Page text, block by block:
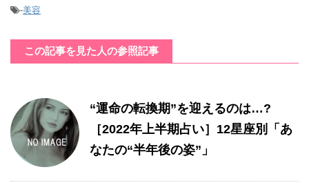
-美容
この記事を見た人の参照記事
“運命の転換期”を迎えるのは…?
［2022年上半期占い］12星座別「あ
なたの“半年後の姿”」